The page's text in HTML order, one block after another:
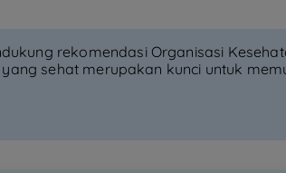
rekomendasi Organisasi
sehat merupakan kunci untuk